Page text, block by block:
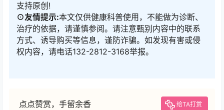
支持原创!
⊙友情提示:本文仅供健康科普使用，不能做为诊断、
治疗的依据，请谨慎参阅。请注意甄别内容中的联系
方式、诱导购买等信息，谨防诈骗。如发现有害或侵
权内容，请电话132-2812-3168举报。
点点赞赏，手留余香 给TA打赏